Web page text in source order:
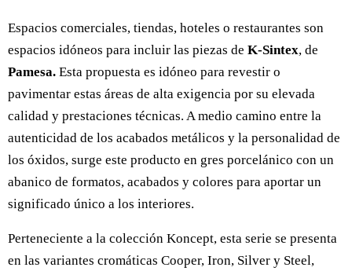
Espacios comerciales, tiendas, hoteles o restaurantes son
espacios idóneos para incluir las piezas de K-Sintex, de
Pamesa. Esta propuesta es idóneo para revestir o
pavimentar estas áreas de alta exigencia por su elevada
calidad y prestaciones técnicas. A medio camino entre la
autenticidad de los acabados metálicos y la personalidad de
los óxidos, surge este producto en gres porcelánico con un
abanico de formatos, acabados y colores para aportar un
significado único a los interiores.
Perteneciente a la colección Koncept, esta serie se presenta
en las variantes cromáticas Cooper, Iron, Silver y Steel,